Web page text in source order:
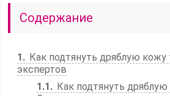
Содержание
1
Как подтянуть дряблую
экспертов
1.1
Как подтянуть дряблую